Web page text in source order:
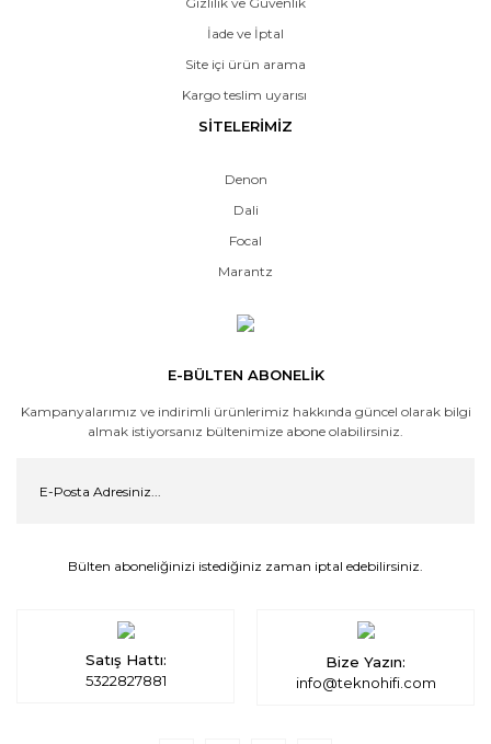
İade ve İptal
Site içi ürün arama
Kargo teslim uyarısı
SİTELERİMİZ
Denon
Dali
Focal
Marantz
E-BÜLTEN ABONELİK
Kampanyalarımız ve indirimli ürünlerimiz hakkında güncel olarak bilgi
almak istiyorsanız bültenimize abone olabilirsiniz.
Bülten aboneliğinizi istediğiniz zaman iptal edebilirsiniz.
Satış Hattı:
5322827881
Bize Yazın:
info@teknohifi.com